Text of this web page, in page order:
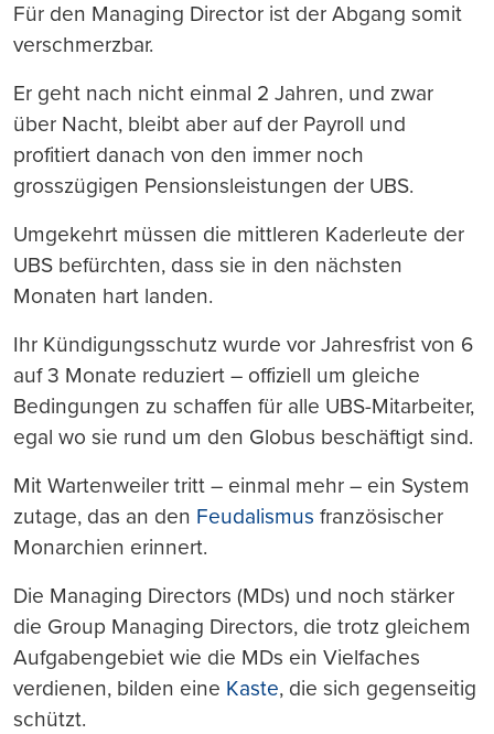
Für den Managing Director ist der Abgang somit
verschmerzbar.
Er geht nach nicht einmal 2 Jahren, und zwar
über Nacht, bleibt aber auf der Payroll und
profitiert danach von den immer noch
grosszügigen Pensionsleistungen der UBS.
Umgekehrt müssen die mittleren Kaderleute der
UBS befürchten, dass sie in den nächsten
Monaten hart landen.
Ihr Kündigungsschutz wurde vor Jahresfrist von 6
auf 3 Monate reduziert – offiziell um gleiche
Bedingungen zu schaffen für alle UBS-Mitarbeiter,
egal wo sie rund um den Globus beschäftigt sind.
Mit Wartenweiler tritt – einmal mehr – ein System
zutage, das an den Feudalismus französischer
Monarchien erinnert.
Die Managing Directors (MDs) und noch stärker
die Group Managing Directors, die trotz gleichem
Aufgabengebiet wie die MDs ein Vielfaches
verdienen, bilden eine Kaste, die sich gegenseitig
schützt.